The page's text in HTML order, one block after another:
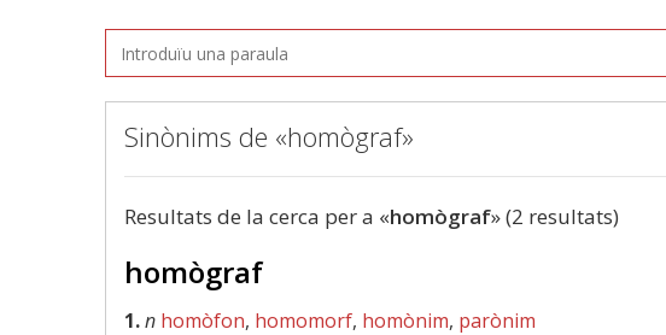
Sinònims de «homògraf»
Resultats de la cerca per a «homògraf» (2 resultats)
homògraf
1.n homòfon, homomorf, homònim, parònim